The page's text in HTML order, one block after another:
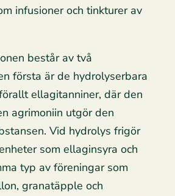
infusioner och tinkturer av
består av två
första är de hydrolyserbara
ellagitanniner, där den
agrimoniin utgör den
Vid hydrolys frigör
som ellaginsyra och
typ av föreningar som
granatäpple och